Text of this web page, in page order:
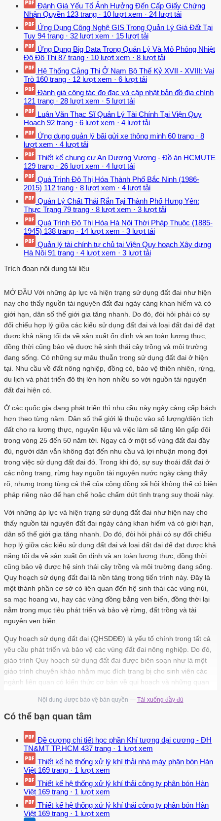
Đánh Giá Yếu Tố Ảnh Hưởng Đến Cấp Giấy Chứng
Nhận Quyền 123 trang · 10 lượt xem · 24 lượt tải
Ứng Dụng Công Nghệ GIS Trong Quản Lý Giá Đất Tại
Tuy 94 trang · 32 lượt xem · 15 lượt tải
Ứng Dụng Big Data Trong Quản Lý Và Mô Phỏng Nhiệt
Độ Đô Thị 87 trang · 10 lượt xem · 8 lượt tải
Hệ Thống Cảng Thị Ở Nam Bộ Thế Kỷ XVII - XVIII: Vai
Trò 160 trang · 12 lượt xem · 6 lượt tải
Đánh giá công tác đo đạc và cập nhật bản đồ địa chính
121 trang · 28 lượt xem · 5 lượt tải
Luận Văn Thạc Sĩ Quản Lý Tài Chính Tại Viện Quy
Hoạch 92 trang · 6 lượt xem · 4 lượt tải
Ứng dụng quản lý bãi gửi xe thông minh 60 trang · 8
lượt xem · 4 lượt tải
Thiết kế chung cư An Dương Vương - Đồ án HCMUTE
129 trang · 26 lượt xem · 4 lượt tải
Quá Trình Đô Thị Hóa Thành Phố Bắc Ninh (1986-
2015) 112 trang · 8 lượt xem · 4 lượt tải
Quản Lý Chất Thải Rắn Tại Thành Phố Hưng Yên:
Thực Trạng 79 trang · 8 lượt xem · 3 lượt tải
Quá Trình Đô Thị Hóa Hà Nội Thời Pháp Thuộc (1885-
1945) 138 trang · 14 lượt xem · 3 lượt tải
Quản lý tài chính tự chủ tại Viện Quy hoạch Xây dựng
Hà Nội 91 trang · 4 lượt xem · 3 lượt tải
Trích đoạn nội dung tài liệu
MỞ ĐẦU Với những áp lực và hiện trạng sử dụng đất đai như hiện
nay cho thấy nguồn tài nguyên đất đai ngày càng khan hiếm và có
giới hạn, dân số thế giới gia tăng nhanh. Do đó, đòi hỏi phải có sự
đối chiếu hợp lý giữa các kiểu sử dụng đất đai và loại đất đai để đạt
được khả năng tối đa về sản xuất ổn định và an toàn lương thực,
đồng thời cũng bảo vệ được hệ sinh thái cây trồng và môi trường
đang sống. Có những sự mâu thuẫn trong sử dụng đất đai ở hiện
tại. Nhu cầu về đất nông nghiệp, đồng cỏ, bảo vệ thiên nhiên, rừng,
du lịch và phát triển đô thị lớn hơn nhiều so với nguồn tài nguyên
đất đai hiện có.
Ở các quốc gia đang phát triển thì nhu cầu này ngày càng cấp bách
hơn theo từng năm. Dân số thế giới lệ thuộc vào số lượng/diện tích
đất cho ra lương thực, nguyên liệu và việc làm sẽ tăng lên gấp đôi
trong vòng 25 đến 50 năm tới. Ngay cả ở một số vùng đất đai đầy
đủ, người dân vẫn không đạt đến nhu cầu và lợi nhuận mong đợi
trong việc sử dụng đất đai đó. Trong khi đó, sự suy thoái đất đai ở
các nông trang, rừng hay nguồn tài nguyên nước ngày càng thấy
rõ, nhưng trong từng cá thể của cộng đồng xã hội không thể có biện
pháp riêng nào để hạn chế hoặc chấm dứt tình trạng suy thoái này.
Với những áp lực và hiện trạng sử dụng đất đai như hiện nay cho
thấy nguồn tài nguyên đất đai ngày càng khan hiếm và có giới hạn,
dân số thế giới gia tăng nhanh. Do đó, đòi hỏi phải có sự đối chiếu
hợp lý giữa các kiểu sử dụng đất đai và loại đất đai để đạt được khả
năng tối đa về sản xuất ổn định và an toàn lương thực, đồng thời
cũng bảo vệ được hệ sinh thái cây trồng và môi trường đang sống.
Quy hoạch sử dụng đất đai là nền tảng trong tiến trình này. Đây là
một thành phần cơ sở có liên quan đến hệ sinh thái các vùng núi,
sa mạc hoang vu, hay các vùng đồng bằng ven biển, đồng thời lại
nằm trong mục tiêu phát triển và bảo vệ rừng, đất trồng và tài
nguyên ven biển.
Quy hoạch sử dụng đất đai (QHSDĐĐ) là yếu tố chính trong tất cả
yêu cầu phát triển và bảo vệ các vùng đất đai nông nghiệp. Do đó,
giáo trình Quy hoạch sử dụng đất đai được biên soạn như là một
giáo trình chuyên khảo nhằm mục đích trang bị cho sinh viên các
ngành liên quan có kiến thức cơ bản về qui hoạch và những quan
nhiên, trên cơ sở của những quan điểm và những qui trình quy 1
hoạch của FAO (1993), mỗi quốc gia đã tự soạn ra những hướng
từng giai đoạn. Do đó để trang bị cho sinh viên có kiến thức và kỹ
năng trong quy hoạch sử dụng đất đai khi ra trường trong điều kiện
thực tế, giáo trình Quy hoạch sử dụng đất đai được soạn thảo dựa
trên các tài liệu cơ bản về quy hoạch của FAO, tài liệu Hướng dẫn
về công tác quy hoạch, kế hoạch sử dụng đất đai của Viện điều tra
quy hoạch đất đai thuộc Bộ Tài Nguyên và Môi Trường, Luật đất đai
năm 2003 và Thông tư 19 – 2009 của Bộ Tài Nguyên và Môi
Trường năm 2009.
Nội dung được bảo vệ bản quyền — Tải xuống đầy đủ
Có thể bạn quan tâm
Đề cương chi tiết học phần Khí tượng đại cương - ĐH
TN&MT TP.HCM 437 trang · 1 lượt xem
Thiết kế hệ thống xử lý khí thải nhà máy phân bón Hàn
Việt 169 trang · 1 lượt xem
Thiết kế hệ thống xử lý khí thải công ty phân bón Hàn
Việt 169 trang · 1 lượt xem
Thiết kế hệ thống xử lý khí thải công ty phân bón Hàn
Việt 169 trang · 1 lượt xem